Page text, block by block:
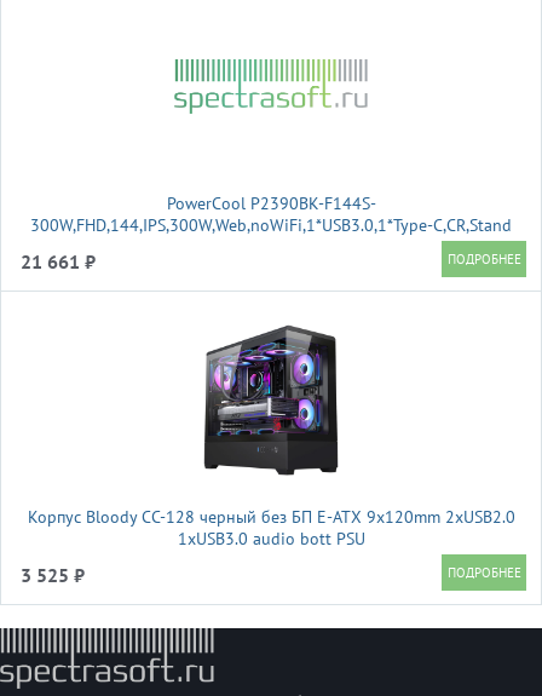
PowerCool P2390BK-F144S-
300W,FHD,144,IPS,300W,Web,noWiFi,1*USB3.0,1*Type-C,CR,Stand
21 661 ₽
Корпус Bloody CC-128 черный без БП E-ATX 9x120mm 2xUSB2.0
1xUSB3.0 audio bott PSU
3 525 ₽